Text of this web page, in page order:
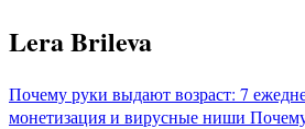
Перейти
к
Lera Brileva
Почему руки выдают возраст: 7
монетизация и вирусные ниши